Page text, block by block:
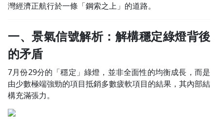
灣經濟正航行於一條「鋼索之上」的道路。
一、景氣信號解析：解構穩定綠燈背後
的矛盾
7月份29分的「穩定」綠燈，並非全面性的均衡成長，而是
由少數極端強勁的項目抵銷多數疲軟項目的結果，其內部結
構充滿張力。